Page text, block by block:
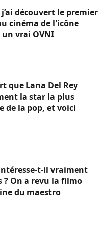
j’ai découvert le premier
cinéma de l'icône
un vrai OVNI
que Lana Del Rey
la star la plus
de la pop, et voici
t-il vraiment
? On a revu la filmo
du maestro